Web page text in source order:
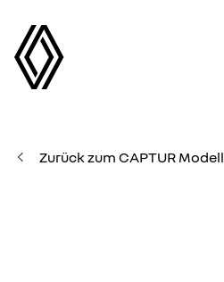
Zurück zum CAPTUR Modell